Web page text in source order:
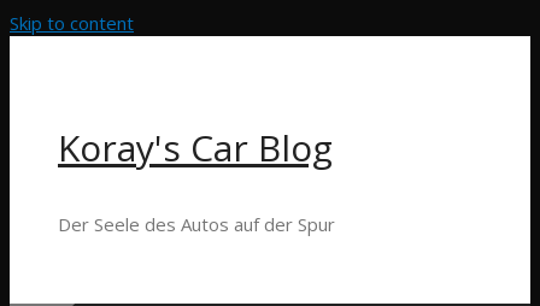
Skip to content
Koray's Car Blog
Der Seele des Autos auf der Spur